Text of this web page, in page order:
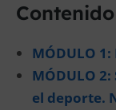
Contenido
MÓDULO
MÓDULO
el deporte.